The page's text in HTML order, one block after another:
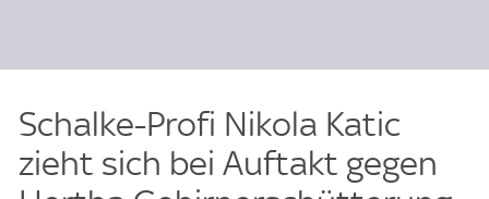
Schalke-Profi Nikola Katic
zieht sich bei Auftakt gegen